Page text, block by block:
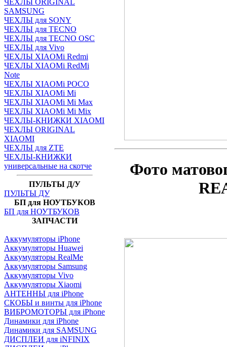
ЧЕХЛЫ ORIGINAL
SAMSUNG
ЧЕХЛЫ для SONY
ЧЕХЛЫ для TECNO
ЧЕХЛЫ для TECNO OSC
ЧЕХЛЫ для Vivo
ЧЕХЛЫ XIAOMi Redmi
ЧЕХЛЫ XIAOMi RedMi
Note
ЧЕХЛЫ XIAOMi POCO
ЧЕХЛЫ XIAOMi Mi
ЧЕХЛЫ XIAOMi Mi Max
ЧЕХЛЫ XIAOMi Mi Mix
ЧЕХЛЫ-КНИЖКИ XIAOMI
ЧЕХЛЫ ORIGINAL
XIAOMI
ЧЕХЛЫ для ZTE
ЧЕХЛЫ-КНИЖКИ
универсальные на скотче
ПУЛЬТЫ Д/У
ПУЛЬТЫ ДУ
БП для НОУТБУКОВ
БП для НОУТБУКОВ
ЗАПЧАСТИ
Аккумуляторы iPhone
Аккумуляторы Huawei
Аккумуляторы RealMe
Аккумуляторы Samsung
Аккумуляторы Vivo
Аккумуляторы Xiaomi
АНТЕННЫ для iPhone
СКОБЫ и винты для iPhone
ВИБРОМОТОРЫ для iPhone
Динамики для iPhone
Динамики для SAMSUNG
ДИСПЛЕИ для iNFINIX
Фото